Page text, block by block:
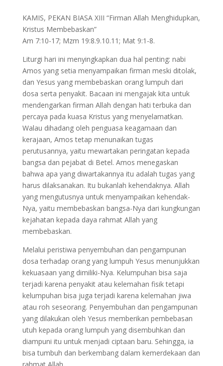
KAMIS, PEKAN BIASA XIII “Firman Allah Menghidupkan,
Kristus Membebaskan”
Am 7:10-17; Mzm 19:8.9.10.11; Mat 9:1-8.
Liturgi hari ini menyingkapkan dua hal penting: nabi
Amos yang setia menyampaikan firman meski ditolak,
dan Yesus yang membebaskan orang lumpuh dari
dosa serta penyakit. Bacaan ini mengajak kita untuk
mendengarkan firman Allah dengan hati terbuka dan
percaya pada kuasa Kristus yang menyelamatkan.
Walau dihadang oleh penguasa keagamaan dan
kerajaan, Amos tetap menunaikan tugas
perutusannya, yaitu mewartakan peringatan kepada
bangsa dan pejabat di Betel. Amos menegaskan
bahwa apa yang diwartakannya itu adalah tugas yang
harus dilaksanakan. Itu bukanlah kehendaknya. Allah
yang mengutusnya untuk menyampaikan kehendak-
Nya, yaitu membebaskan bangsa-Nya dari kungkungan
kejahatan kepada daya rahmat Allah yang
membebaskan.
Melalui peristiwa penyembuhan dan pengampunan
dosa terhadap orang yang lumpuh Yesus menunjukkan
kekuasaan yang dimiliki-Nya. Kelumpuhan bisa saja
terjadi karena penyakit atau kelemahan fisik tetapi
kelumpuhan bisa juga terjadi karena kelemahan jiwa
atau roh seseorang. Penyembuhan dan pengampunan
yang dilakukan oleh Yesus memberikan pembebasan
utuh kepada orang lumpuh yang disembuhkan dan
diampuni itu untuk menjadi ciptaan baru. Sehingga, ia
bisa tumbuh dan berkembang dalam kemerdekaan dan